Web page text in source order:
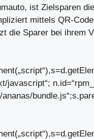
ist Zielsparen
mittels QR-
die Sparer bei ihrem
javascript“;